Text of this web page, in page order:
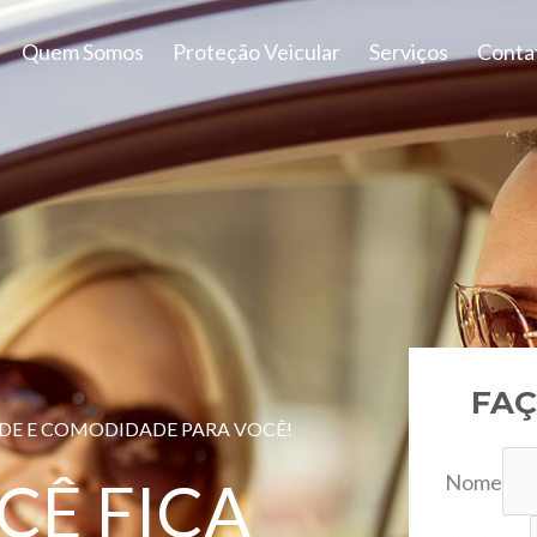
Quem Somos Proteção Veicular Serviços
E COMODIDADE PARA VOCÊ!
FICA
Nome